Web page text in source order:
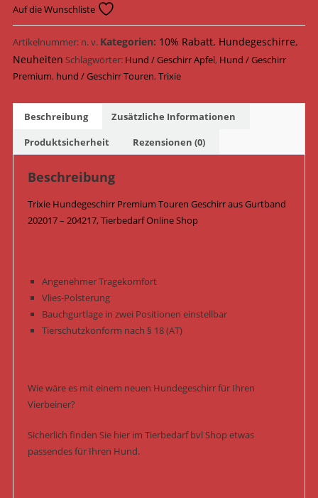
Premium
Touren
Geschirr
Gurtband
202017
204217
Apfel
Menge
Auf die Wunschliste
Artikelnummer: n. v. Kategorien: 10% Rabatt, Hundegeschirre,
Neuheiten Schlagwörter: Hund / Geschirr Apfel, Hund / Geschirr
Premium, hund / Geschirr Touren,Trixie
Beschreibung
Zusätzliche Informationen
Produktsicherheit
Rezensionen (0)
Beschreibung
Trixie Hundegeschirr Premium Touren Geschirr aus Gurtband
202017 – 204217, Tierbedarf Online Shop
Angenehmer Tragekomfort
Vlies-Polsterung
Bauchgurtlage in zwei Positionen einstellbar
Tierschutzkonform nach § 18 (AT)
Wie wäre es mit einem neuen Hundegeschirr für Ihren
Vierbeiner?
Sicherlich finden Sie hier im Tierbedarf bvl Shop etwas
passendes für Ihren Hund.